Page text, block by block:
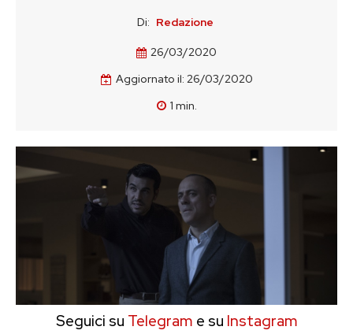
Di: Redazione
26/03/2020
Aggiornato il: 26/03/2020
1 min.
Seguici su Telegram e su Instagram